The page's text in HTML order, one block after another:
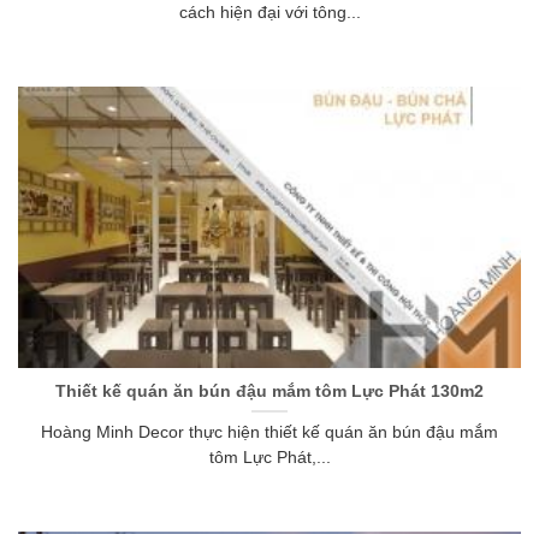
cách hiện đại với tông...
Thiết kế quán ăn bún đậu mắm tôm Lực Phát 130m2
Hoàng Minh Decor thực hiện thiết kế quán ăn bún đậu mắm
tôm Lực Phát,...